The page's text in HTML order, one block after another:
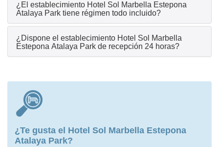
¿El establecimiento Hotel Sol Marbella Estepona
Atalaya Park tiene régimen todo incluido?
¿Dispone el establecimiento Hotel Sol Marbella
Estepona Atalaya Park de recepción 24 horas?
¿Te gusta el Hotel Sol Marbella Estepona
Atalaya Park?